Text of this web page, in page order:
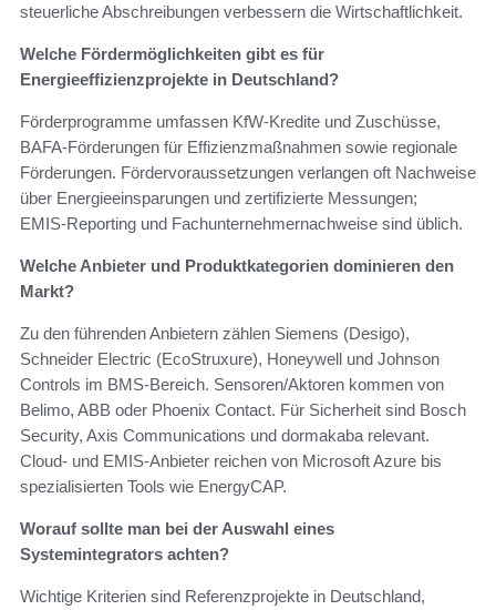
steuerliche Abschreibungen verbessern die Wirtschaftlichkeit.
Welche Fördermöglichkeiten gibt es für
Energieeffizienzprojekte in Deutschland?
Förderprogramme umfassen KfW‑Kredite und Zuschüsse,
BAFA‑Förderungen für Effizienzmaßnahmen sowie regionale
Förderungen. Fördervoraussetzungen verlangen oft Nachweise
über Energieeinsparungen und zertifizierte Messungen;
EMIS‑Reporting und Fachunternehmernachweise sind üblich.
Welche Anbieter und Produktkategorien dominieren den
Markt?
Zu den führenden Anbietern zählen Siemens (Desigo),
Schneider Electric (EcoStruxure), Honeywell und Johnson
Controls im BMS‑Bereich. Sensoren/Aktoren kommen von
Belimo, ABB oder Phoenix Contact. Für Sicherheit sind Bosch
Security, Axis Communications und dormakaba relevant.
Cloud‑ und EMIS‑Anbieter reichen von Microsoft Azure bis
spezialisierten Tools wie EnergyCAP.
Worauf sollte man bei der Auswahl eines
Systemintegrators achten?
Wichtige Kriterien sind Referenzprojekte in Deutschland,